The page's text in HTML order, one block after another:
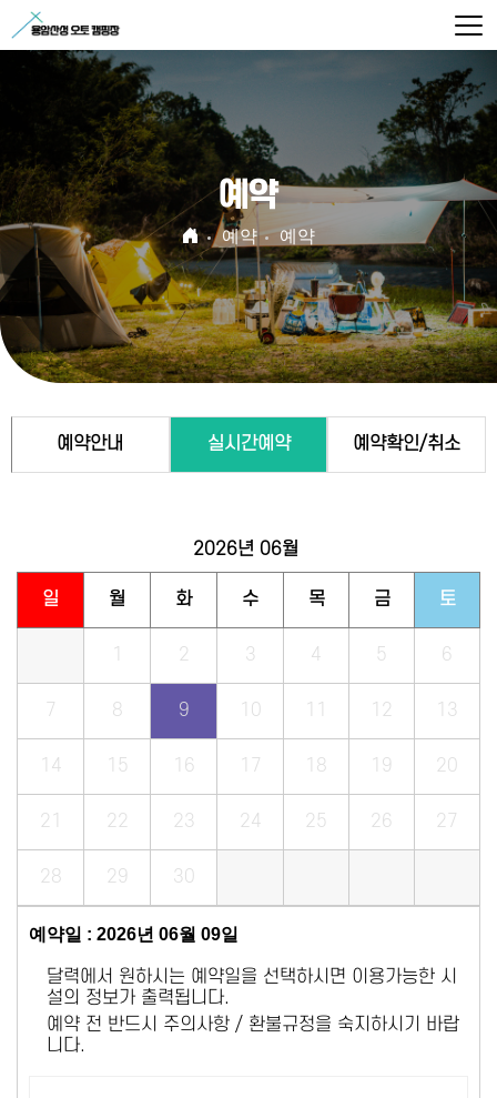
예약
예약 예약
예약안내 실시간예약 예약확인/취소
2026년 06월
일 월 화 수 목 금 토
1 2 3 4 5 6
7 8 9 10 11 12 13
14 15 16 17 18 19 20
21 22 23 24 25 26 27
28 29 30
예약일 : 2026년 06월 09일
달력에서 원하시는 예약일을 선택하시면 이용가능한 시
설의 정보가 출력됩니다.
예약 전 반드시 주의사항 / 환불규정을 숙지하시기 바랍
니다.